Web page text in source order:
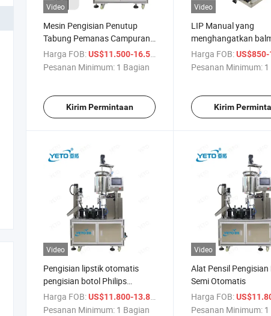
Video
Mesin Pengisian Penutup
Tabung Pemanas Campuran
Lip Gloss Maskara Otomatis
Harga FOB:US$11.500-16.500
/ Bagian
Pesanan Minimum: 1 Bagian
Kirim Permintaan
Video
LIP Manual yang
menghangatkan
Peralatan pengisi
lipstik Mengisi alat
Harga FOB:
Pesanan Minimum:
Kirim
Video
Pengisian lipstik otomatis
pengisian botol Philips
kosmetik mesin mengemas
Harga FOB:US$11.800-13.800
/ Bagian
Pesanan Minimum: 1 Bagian
Video
Alat Pensil Pengisian
Semi Otomatis
Harga FOB:
Pesanan Minimum: